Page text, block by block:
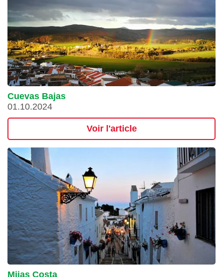
Cuevas Bajas
01.10.2024
Voir l'article
Mijas Costa